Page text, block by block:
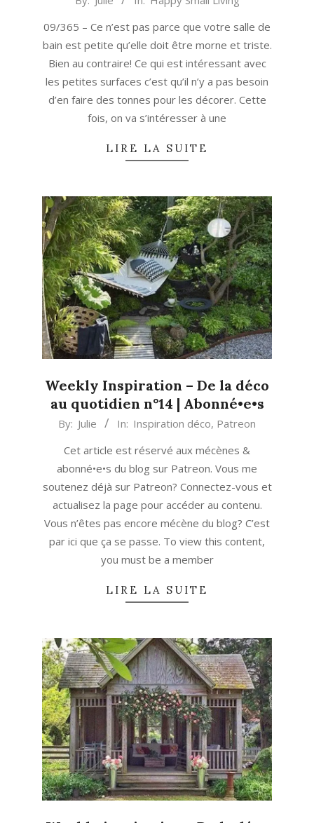
25
09/365 – Ce n’est pas parce que votre salle de
bain est petite qu’elle doit être morne et triste.
Bien au contraire! Ce qui est intéressant avec
les petites surfaces c’est qu’il n’y a pas besoin
d’en faire des tonnes pour les décorer. Cette
fois, on va s’intéresser à une
LIRE LA SUITE
Weekly Inspiration – De la déco
au quotidien n°14 | Abonné•e•s
2021-
By: Julie In: Inspiration déco, Patreon
Cet article est réservé aux mécènes &
abonné•e•s du blog sur Patreon. Vous me
soutenez déjà sur Patreon? Connectez-vous et
actualisez la page pour accéder au contenu.
Vous n’êtes pas encore mécène du blog? C’est
par ici que ça se passe. To view this content,
you must be a member
LIRE LA SUITE